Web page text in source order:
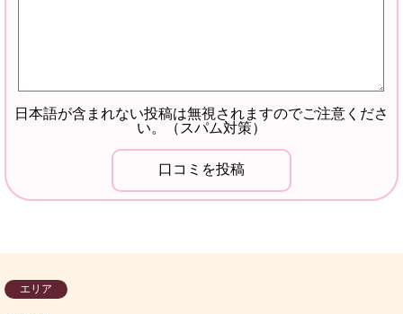
日本語が含まれない投稿は無視されますのでご注意くださ
い。（スパム対策）
エリア